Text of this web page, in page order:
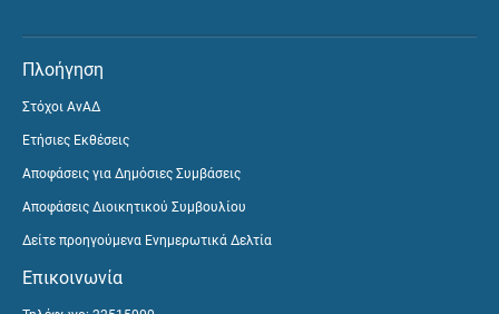
Πλοήγηση
Στόχοι ΑνΑΔ
Ετήσιες Εκθέσεις
Αποφάσεις για Δημόσιες Συμβάσεις
Αποφάσεις Διοικητικού Συμβουλίου
Δείτε προηγούμενα Ενημερωτικά Δελτία
Επικοινωνία